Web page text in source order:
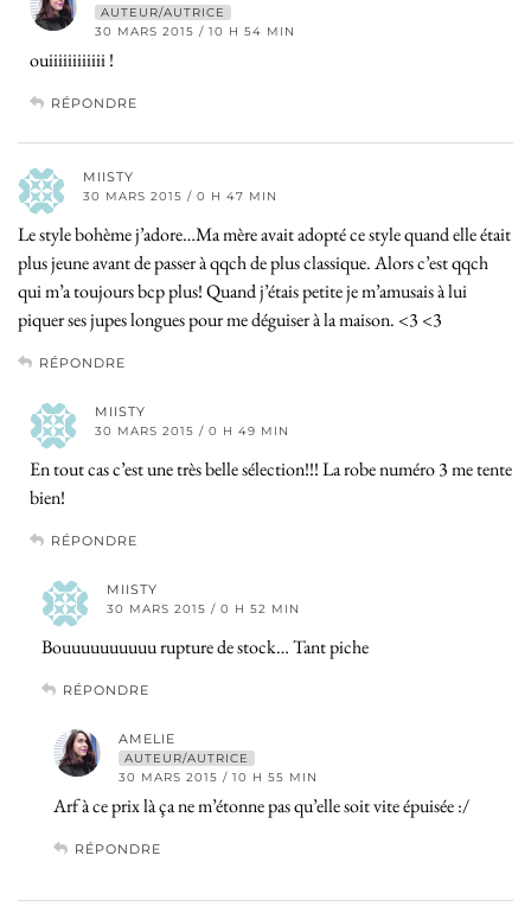
AUTEUR/AUTRICE
30 MARS 2015 / 10 H 54 MIN
ouiiiiiiiiiiii !
RÉPONDRE
MIISTY
30 MARS 2015 / 0 H 47 MIN
Le style bohème j’adore…Ma mère avait adopté ce style quand elle était
plus jeune avant de passer à qqch de plus classique. Alors c’est qqch
qui m’a toujours bcp plus! Quand j’étais petite je m’amusais à lui
piquer ses jupes longues pour me déguiser à la maison. <3 <3
RÉPONDRE
MIISTY
30 MARS 2015 / 0 H 49 MIN
En tout cas c’est une très belle sélection!!! La robe numéro 3 me tente
bien!
RÉPONDRE
MIISTY
30 MARS 2015 / 0 H 52 MIN
Bouuuuuuuuuu rupture de stock… Tant piche
RÉPONDRE
AMELIE
AUTEUR/AUTRICE
30 MARS 2015 / 10 H 55 MIN
Arf à ce prix là ça ne m’étonne pas qu’elle soit vite épuisée :/
RÉPONDRE